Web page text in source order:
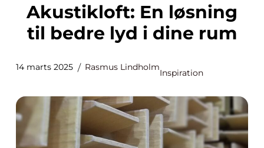
Akustikloft: En løsning
til bedre lyd i dine rum
14 marts 2025 Rasmus Lindholm
Inspiration